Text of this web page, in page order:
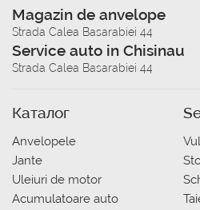
Magazin de anvelope
Strada Calea Basarabiei 44
Service auto in Chisinau
Strada Calea Basarabiei 44
Каталог
Anvelopele
Jante
Uleiuri de motor
Acumulatoare auto